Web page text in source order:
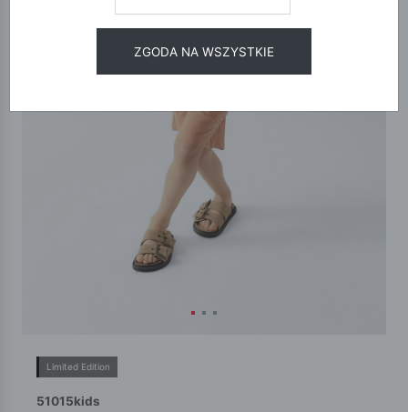
Limited Edition
51015kids
ZGODA NA WSZYSTKIE